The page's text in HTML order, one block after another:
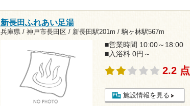
新長田ふれあい足湯
兵庫県 / 神戸市長田区 / 新長田駅201m /駒ヶ林駅567m
■営業時間 10:00～18:00
■入浴料 0円～
2.2 点
施設情報を見る